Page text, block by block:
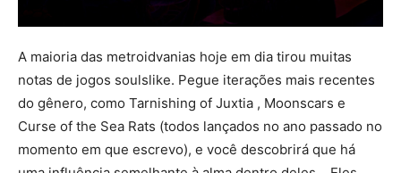
A maioria das metroidvanias hoje em dia tirou muitas
notas de jogos soulslike. Pegue iterações mais recentes
do gênero, como Tarnishing of Juxtia , Moonscars e
Curse of the Sea Rats (todos lançados no ano passado no
momento em que escrevo), e você descobrirá que há